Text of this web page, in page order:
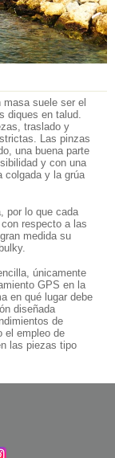
suele ser el
diques en talud.
traslado y
Las pinzas
una buena parte
y con una
colgada y la grúa
por lo que cada
respecto a las
medida su
únicamente
GPS en la
en qué lugar debe
diseñada
de
el empleo de
las piezas tipo